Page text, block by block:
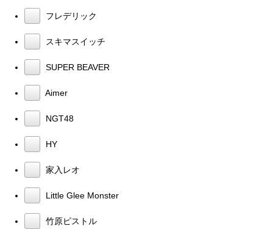
フレデリック
スキマスイッチ
SUPER BEAVER
Aimer
NGT48
HY
家入レオ
Little Glee Monster
竹原ピストル